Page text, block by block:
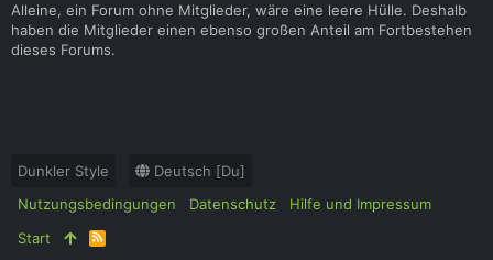
Alleine, ein Forum ohne Mitglieder, wäre eine leere Hülle. Deshalb
haben die Mitglieder einen ebenso großen Anteil am Fortbestehen
dieses Forums.
Dunkler Style
Deutsch [Du]
Nutzungsbedingungen
Datenschutz
Hilfe und Impressum
Start
R
S